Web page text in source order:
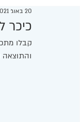
כיכר
20 באוג׳ 2021
קבלו
והתוצאה